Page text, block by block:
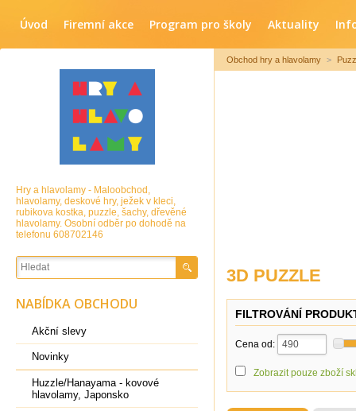
Úvod Firemní akce Program pro školy Aktuality
Obchod hry a hlavolamy >
3D PUZZLE
FILTROVÁNÍ
Cena od:
Zobrazit pouze zboží
Hry a hlavolamy - Maloobchod,
hlavolamy, deskové hry, ježek v kleci,
rubikova kostka, puzzle, šachy, dřevěné
hlavolamy. Osobní odběr po dohodě na
telefonu 608702146
NABÍDKA OBCHODU
Akční slevy
Novinky
Huzzle/Hanayama - kovové
hlavolamy, Japonsko